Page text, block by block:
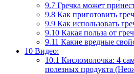
9.7 Гречка может
9.8 Как приготовить
9.9 Как использовать
9.10 Какая польза от
9.11 Какие вредные
10 Видео:
10.1 Кисломолочка: 4
полезных продукта